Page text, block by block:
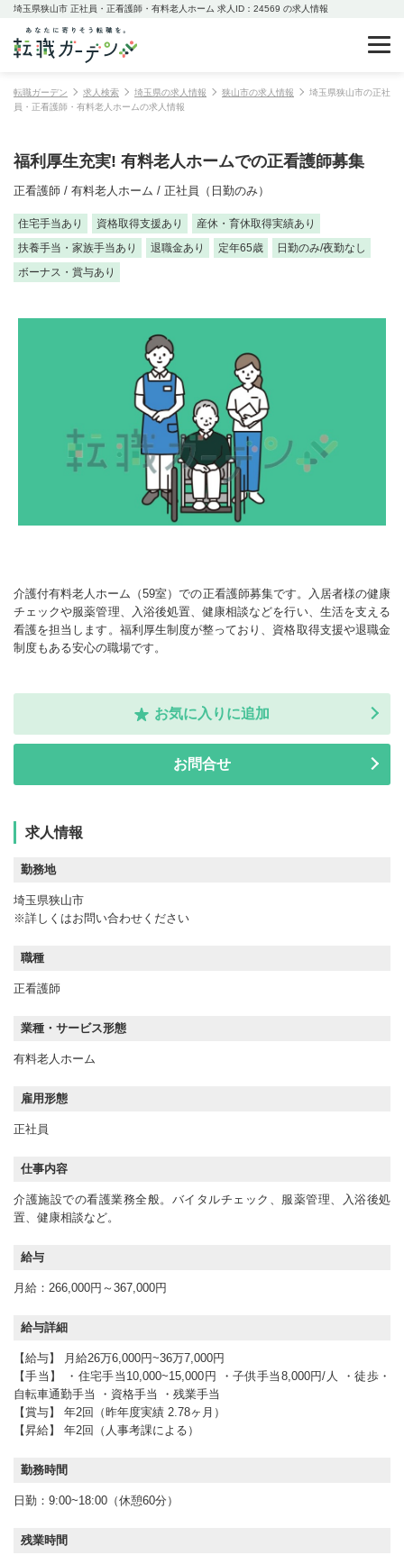
埼玉県狭山市 正社員・正看護師・有料老人ホーム 求人ID：24569 の求人情報
転職ガーデン 求人検索 埼玉県の求人情報 狭山市の求人情報
埼玉県狭山市の正社
員・正看護師・有料老人ホームの求人情報
福利厚生充実! 有料老人ホームでの正看護師募集
正看護師 / 有料老人ホーム / 正社員（日勤のみ）
住宅手当あり 資格取得支援あり
産休・育休取得実績あり
扶養手当・家族手当あり
退職金あり 定年65歳
日勤のみ/夜勤なし
ボーナス・賞与あり
介護付有料老人ホーム（59室）での正看護師募集です。入居者様の健康
チェックや服薬管理、入浴後処置、健康相談などを行い、生活を支える
看護を担当します。福利厚生制度が整っており、資格取得支援や退職金
制度もある安心の職場です。
お気に入りに追加
お問合せ
求人情報
勤務地
埼玉県狭山市
※詳しくはお問い合わせください
職種
正看護師
業種・サービス形態
有料老人ホーム
雇用形態
正社員
仕事内容
介護施設での看護業務全般。バイタルチェック、服薬管理、入浴後処
置、健康相談など。
給与
月給：266,000円～367,000円
給与詳細
【給与】 月給26万6,000円~36万7,000円
【手当】 ・住宅手当10,000~15,000円 ・子供手当8,000円/人 ・徒歩・
自転車通勤手当 ・資格手当 ・残業手当
【賞与】 年2回（昨年度実績 2.78ヶ月）
【昇給】 年2回（人事考課による）
勤務時間
日勤：9:00~18:00（休憩60分）
残業時間